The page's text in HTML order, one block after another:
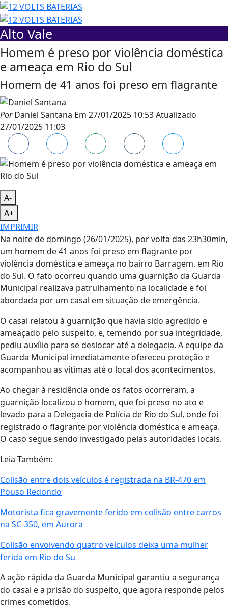
Alto Vale
Homem é preso por violência doméstica
e ameaça em Rio do Sul
Homem de 41 anos foi preso em flagrante
PorDaniel Santana Em 27/01/2025 10:53Atualizado
27/01/2025 11:03
A-
A+
IMPRIMIR
Na noite de domingo (26/01/2025), por volta das 23h30min,
um homem de 41 anos foi preso em flagrante por
violência doméstica e ameaça no bairro Barragem, em Rio
do Sul. O fato ocorreu quando uma guarnição da Guarda
Municipal realizava patrulhamento na localidade e foi
abordada por um casal em situação de emergência.
O casal relatou à guarnição que havia sido agredido e
ameaçado pelo suspeito, e, temendo por sua integridade,
pediu auxílio para se deslocar até a delegacia. A equipe da
Guarda Municipal imediatamente ofereceu proteção e
acompanhou as vítimas até o local dos acontecimentos.
Ao chegar à residência onde os fatos ocorreram, a
guarnição localizou o homem, que foi preso no ato e
levado para a Delegacia de Polícia de Rio do Sul, onde foi
registrado o flagrante por violência doméstica e ameaça.
O caso segue sendo investigado pelas autoridades locais.
Leia Também:
Colisão entre dois veículos é registrada na BR-470 em
Pouso Redondo
Motorista fica gravemente ferido em colisão entre carros
na SC-350, em Aurora
Colisão envolvendo quatro veículos deixa uma mulher
ferida em Rio do Su
A ação rápida da Guarda Municipal garantiu a segurança
do casal e a prisão do suspeito, que agora responde pelos
crimes cometidos.